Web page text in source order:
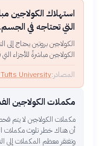
استهلاك الكولاجين
التي تحتاجه في الجسم.
الكولاجين بروتين يحتاج إلى
الكولاجين مباشرةً للأجزاء
المصادر:Tufts University
مكملات الكولاجين
مكملات الكولاجين لا يتم
وتفتقر معظم المكملات إلى